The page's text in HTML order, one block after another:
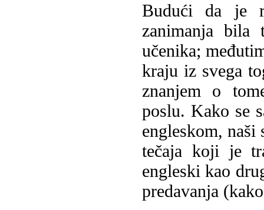
Budući da je
zanimanja
učenika;
kraju iz svega
znanjem o
poslu. Kako se
engleskom,
tečaja koji je
engleski kao
predavanja